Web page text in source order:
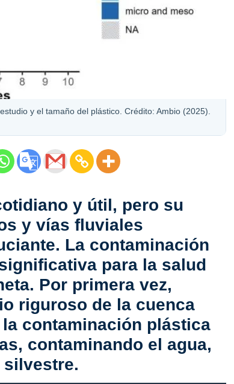
y el tamaño del plástico. Crédito: Ambio (2025).
y útil, pero su
y vías fluviales
La contaminación
para la salud
Por primera vez,
riguroso de la cuenca
contaminación plástica
contaminando el agua,
silvestre.